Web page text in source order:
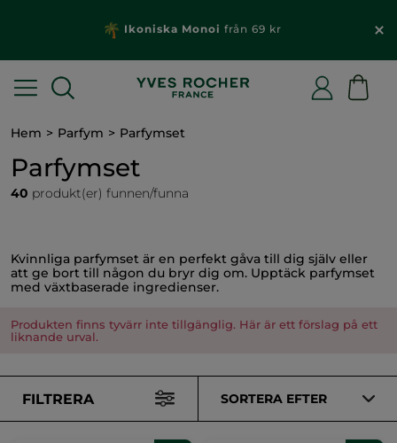
Ikoniska Monoi från 69 kr
Hem Parfym Parfymset
Parfymset
40 produkt(er) funnen/funna
Kvinnliga parfymset är en perfekt gåva till dig själv eller
att ge bort till någon du bryr dig om. Upptäck parfymset
med växtbaserade ingredienser.
Produkten finns tyvärr inte tillgänglig. Här är ett förslag på ett
liknande urval.
FILTRERA SORTERA EFTER